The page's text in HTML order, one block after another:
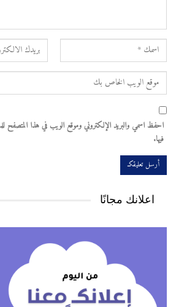
احفظ اسمي والبريد الإلكتروني وموقع الويب في هذا المتصفح
فيها.
اعلانك مجانًا